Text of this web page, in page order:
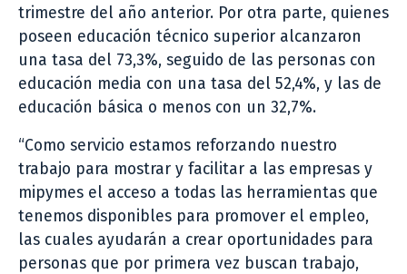
trimestre del año anterior. Por otra parte, quienes
poseen educación técnico superior alcanzaron
una tasa del 73,3%, seguido de las personas con
educación media con una tasa del 52,4%, y las de
educación básica o menos con un 32,7%.
“Como servicio estamos reforzando nuestro
trabajo para mostrar y facilitar a las empresas y
mipymes el acceso a todas las herramientas que
tenemos disponibles para promover el empleo,
las cuales ayudarán a crear oportunidades para
personas que por primera vez buscan trabajo,